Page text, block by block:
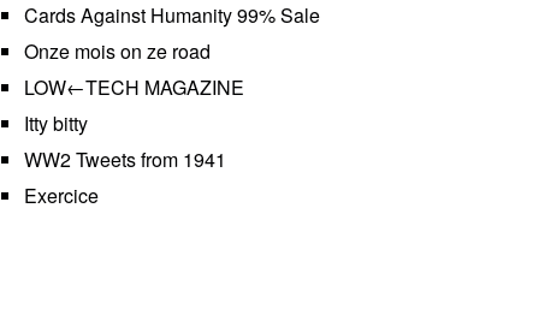
Cards Against Humanity 99% Sale
Onze mois on ze road
LOW←TECH MAGAZINE
Itty bitty
WW2 Tweets from 1941
Exercice